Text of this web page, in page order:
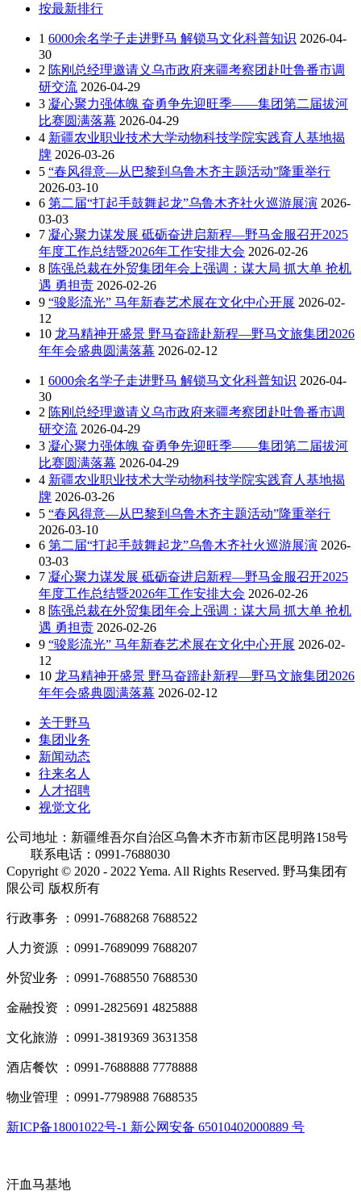
按最新排行
1 6000余名学子走进野马 解锁马文化科普知识 2026-04-
30
2 陈刚总经理邀请义乌市政府来疆考察团赴吐鲁番市调
研交流 2026-04-29
3 凝心聚力强体魄 奋勇争先迎旺季——集团第二届拔河
比赛圆满落幕 2026-04-29
4 新疆农业职业技术大学动物科技学院实践育人基地揭
牌 2026-03-26
5 “春风得意—从巴黎到乌鲁木齐主题活动”隆重举行
2026-03-10
6 第二届“打起手鼓舞起龙”乌鲁木齐社火巡游展演 2026-
03-03
7 凝心聚力谋发展 砥砺奋进启新程—野马金服召开2025
年度工作总结暨2026年工作安排大会 2026-02-26
8 陈强总裁在外贸集团年会上强调：谋大局 抓大单 抢机
遇 勇担责 2026-02-26
9 “骏影流光” 马年新春艺术展在文化中心开展 2026-02-
12
10 龙马精神开盛景 野马奋蹄赴新程—野马文旅集团2026
年年会盛典圆满落幕 2026-02-12
1 6000余名学子走进野马 解锁马文化科普知识 2026-04-
30
2 陈刚总经理邀请义乌市政府来疆考察团赴吐鲁番市调
研交流 2026-04-29
3 凝心聚力强体魄 奋勇争先迎旺季——集团第二届拔河
比赛圆满落幕 2026-04-29
4 新疆农业职业技术大学动物科技学院实践育人基地揭
牌 2026-03-26
5 “春风得意—从巴黎到乌鲁木齐主题活动”隆重举行
2026-03-10
6 第二届“打起手鼓舞起龙”乌鲁木齐社火巡游展演 2026-
03-03
7 凝心聚力谋发展 砥砺奋进启新程—野马金服召开2025
年度工作总结暨2026年工作安排大会 2026-02-26
8 陈强总裁在外贸集团年会上强调：谋大局 抓大单 抢机
遇 勇担责 2026-02-26
9 “骏影流光” 马年新春艺术展在文化中心开展 2026-02-
12
10 龙马精神开盛景 野马奋蹄赴新程—野马文旅集团2026
年年会盛典圆满落幕 2026-02-12
关于野马
集团业务
新闻动态
往来名人
人才招聘
视觉文化
公司地址：新疆维吾尔自治区乌鲁木齐市新市区昆明路158号
联系电话：0991-7688030
Copyright © 2020 - 2022 Yema. All Rights Reserved. 野马集团有
限公司 版权所有
行政事务 ：0991-7688268 7688522
人力资源 ：0991-7689099 7688207
外贸业务 ：0991-7688550 7688530
金融投资 ：0991-2825691 4825888
文化旅游 ：0991-3819369 3631358
酒店餐饮 ：0991-7688888 7778888
物业管理 ：0991-7798988 7688535
新ICP备18001022号-1 新公网安备 65010402000889 号
汗血马基地